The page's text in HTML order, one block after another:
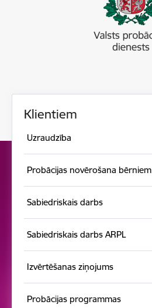
Klientiem
Uzraudzība
Probācijas novērošana bērniem
Sabiedriskais darbs
Sabiedriskais darbs ARPL
Izvērtēšanas ziņojums
Probācijas programmas